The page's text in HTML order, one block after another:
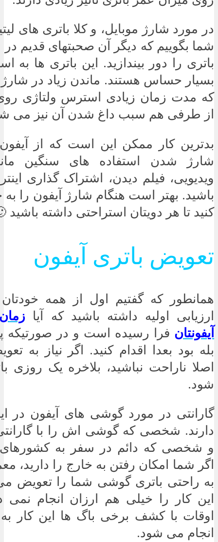
در مورد شارژ موبایل، و کلا باتری های
شما بگوییم که دیگر آن صحبتهای قدیم در
باتری را دور بیندازید. این باتری ها
بسیار حساس هستند. ماندن زیاد در
که مدت زمان زیادی استرس ولتاژی
از طرفی هم سبب داغ شدن آن نیز می
بدترین کار ممکن این است که از
شارژ شدن استفاده های سنگین
ویدیویی، فیلم دیدن، اشتراک گذاری
باشید. بهتر است هنگام شارژ آیفون را
کنید تا هر دویتان استراحتی داشته باشید
تعویض باتری آیفون
همانطور که گفتیم اول از همه
ارزیابی اولیه داشته باشید که آیا
آیفونتان فرا رسیده است و در صورتیکه
بله بود بعدا اقدام کنید. اگر نیاز به
اصلا ناراحت نباشید، بلاخره یک روزی
شود.
گارانتی در مورد گوشی های آیفون در
دارند. شخصی که گوشی اش را با
و شخصی که دائم در سفر به
اگر شما امکان رفتن به خارج را دارید،
به راحتی باتری گوشی شما را تعویض می
این کار را خیلی هم ارزان انجام نمی
اوقات با کشف برخی باگ ها این کار
انجام می شود.